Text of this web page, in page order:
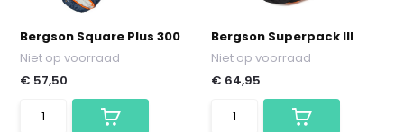
Bergson Square Plus 300
Niet op voorraad
€ 57,50
Bergson Superpack III
Niet op voorraad
€ 64,95